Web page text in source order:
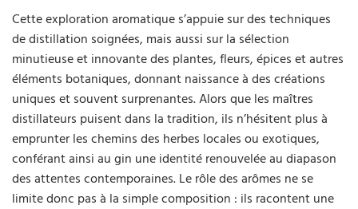
Cette exploration aromatique s’appuie sur des techniques
de distillation soignées, mais aussi sur la sélection
minutieuse et innovante des plantes, fleurs, épices et autres
éléments botaniques, donnant naissance à des créations
uniques et souvent surprenantes. Alors que les maîtres
distillateurs puisent dans la tradition, ils n’hésitent plus à
emprunter les chemins des herbes locales ou exotiques,
conférant ainsi au gin une identité renouvelée au diapason
des attentes contemporaines. Le rôle des arômes ne se
limite donc pas à la simple composition : ils racontent une